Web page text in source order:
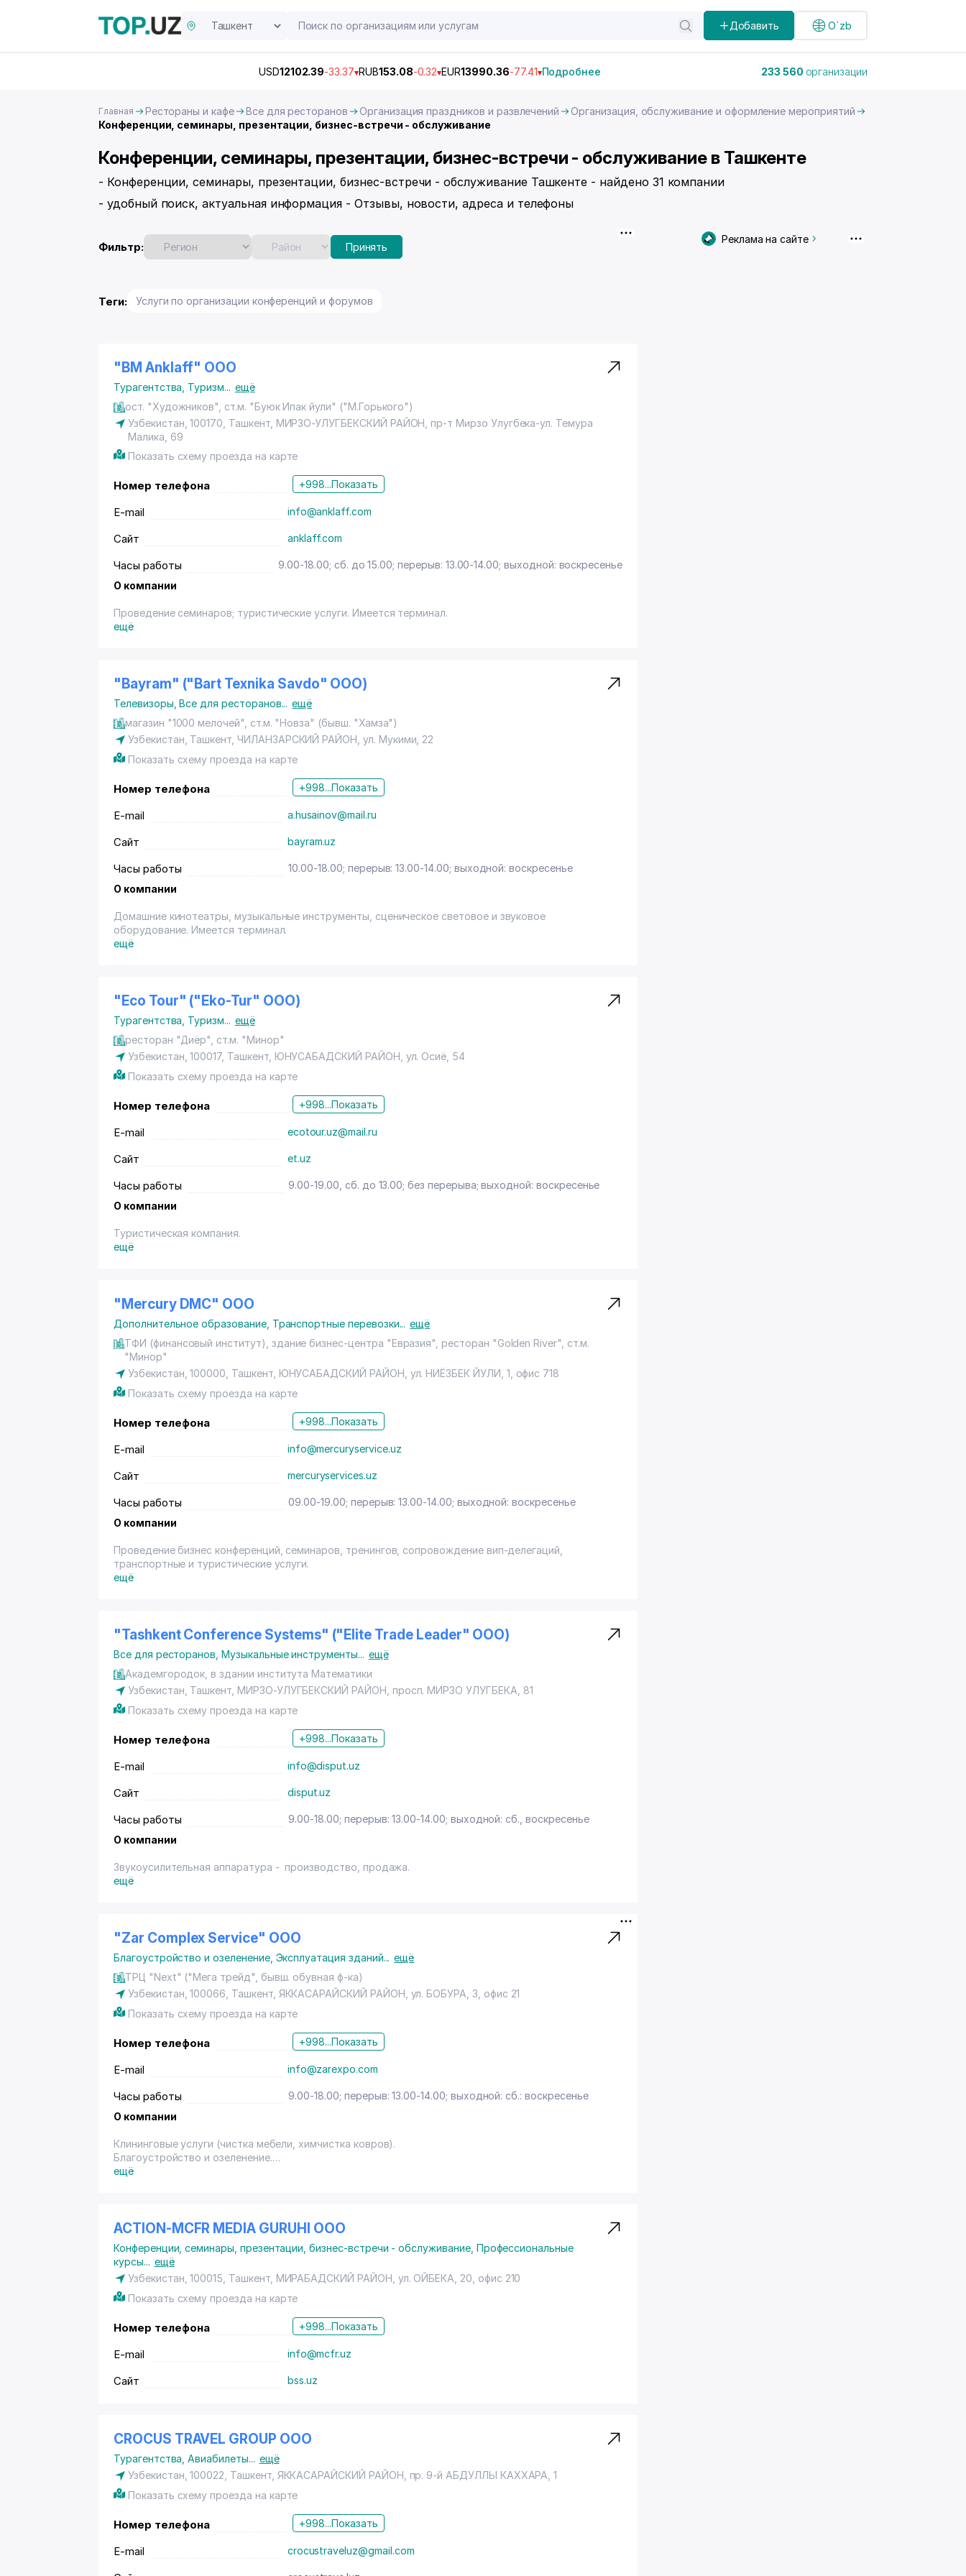
Добавить O`zb
USD12102.39-33.37 RUB153.08-0.32 EUR13990.36-77.41 Подробнее 233 560 организации
Главная Рестораны и кафе Все для ресторанов Организация праздников и развлечений
Организация, обслуживание и оформление мероприятий
Конференции, семинары, презентации, бизнес-встречи - обслуживание
Конференции, семинары, презентации, бизнес-встречи - обслуживание в Ташкенте
- Конференции, семинары, презентации, бизнес-встречи - обслуживание Ташкенте - найдено 31 компании
- удобный поиск, актуальная информация - Отзывы, новости, адреса и телефоны
Фильтр: Принять
Теги: Услуги по организации конференций и форумов
"BM Anklaff" ООО
Турагентства Туризм... ещё
ост. "Художников", ст.м. "Буюк Ипак йули" ("М.Горького")
Узбекистан, 100170, Ташкент, МИРЗО-УЛУГБЕКСКИЙ РАЙОН пр-т Мирзо Улугбека-ул. Темура
Малика , 69
Показать схему проезда на карте
Номер телефона +998...Показать
E-mail info@anklaff.com
Сайт anklaff.com
Часы работы
9.00-18.00; сб. до 15.00; перерыв: 13.00-14.00; выходной: воскресенье
О компании
Проведение семинаров; туристические услуги. Имеется терминал.
ещё
"Bayram" ("Bart Texnika Savdo" ООО)
Телевизоры ,Все для ресторанов... ещё
магазин "1000 мелочей", ст.м. "Новза" (бывш. "Хамза")
Узбекистан, Ташкент ЧИЛАНЗАРСКИЙ РАЙОН ул. Мукими , 22
Показать схему проезда на карте
Номер телефона +998...Показать
E-mail a.husainov@mail.ru
Сайт bayram.uz
Часы работы
10.00-18.00; перерыв: 13.00-14.00; выходной: воскресенье
О компании
Домашние кинотеатры, музыкальные инструменты, сценическое световое и звуковое
оборудование. Имеется терминал.
ещё
"Eco Tour" ("Eko-Tur" ООО)
Турагентства Туризм... ещё
ресторан "Диёр", ст.м. "Минор"
Узбекистан, 100017, Ташкент, ЮНУСАБАДСКИЙ РАЙОН ул. Осиё , 54
Показать схему проезда на карте
Номер телефона +998...Показать
E-mail ecotour.uz@mail.ru
Сайт et.uz
Часы работы
9.00-19.00, сб. до 13.00; без перерыва; выходной: воскресенье
О компании
Туристическая компания.
ещё
"Mercury DMC" ООО
Дополнительное образование, Транспортные перевозки... ещё
ТФИ (финансовый институт), здание бизнес-центра "Евразия", ресторан "Golden River", ст.м.
"Минор"
Узбекистан, 100000, Ташкент, ЮНУСАБАДСКИЙ РАЙОН , ул. НИЁЗБЕК ЙУЛИ, 1, офис 718
Показать схему проезда на карте
Номер телефона +998...Показать
E-mail info@mercuryservice.uz
Сайт mercuryservices.uz
Часы работы
09.00-19.00; перерыв: 13.00-14.00; выходной: воскресенье
О компании
Проведение бизнес конференций, семинаров, тренингов, сопровождение вип-делегаций,
транспортные и туристические услуги.
ещё
"Tashkent Conference Systems" ("Elite Trade Leader" ООО)
Все для ресторанов ,Музыкальные инструменты... ещё
Академгородок, в здании института Математики
Узбекистан, Ташкент МИРЗО-УЛУГБЕКСКИЙ РАЙОН просп. МИРЗО УЛУГБЕКА , 81
Показать схему проезда на карте
Номер телефона +998...Показать
E-mail info@disput.uz
Сайт disput.uz
Часы работы
9.00-18.00; перерыв: 13.00-14.00; выходной: сб., воскресенье
О компании
Звукоусилительная аппаратура - производство, продажа.
ещё
"Zar Complex Service" ООО
Благоустройство и озеленение, Эксплуатация зданий... ещё
ТРЦ "Next" ("Мега трейд", бывш. обувная ф-ка)
Узбекистан, 100066, Ташкент, ЯККАСАРАЙСКИЙ РАЙОН ул. БОБУРА , 3, офис 21
Показать схему проезда на карте
Номер телефона +998...Показать
E-mail info@zarexpo.com
Часы работы
9.00-18.00; перерыв: 13.00-14.00; выходной: сб.: воскресенье
О компании
Клининговые услуги (чистка мебели, химчистка ковров).
Благоустройство и озеленение.
Техническое обслуживание зданий (освещение, кондиционирование, системы канализации,
ещё
ACTION-MCFR MEDIA GURUHI ООО
Конференции, семинары, презентации, бизнес-встречи - обслуживание, Профессиональные
курсы... ещё
Узбекистан, 100015, Ташкент, МИРАБАДСКИЙ РАЙОН ул. ОЙБЕКА , 20, офис 210
Показать схему проезда на карте
Номер телефона +998...Показать
E-mail info@mcfr.uz
Сайт bss.uz
CROCUS TRAVEL GROUP ООО
Турагентства ,Авиабилеты... ещё
Узбекистан, 100022, Ташкент, ЯККАСАРАЙСКИЙ РАЙОН пр. 9-й АБДУЛЛЫ КАХХАРА , 1
Показать схему проезда на карте
Номер телефона +998...Показать
E-mail crocustraveluz@gmail.com
Реклама на сайте